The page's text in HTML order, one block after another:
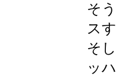
そ
ス
そ
ッ